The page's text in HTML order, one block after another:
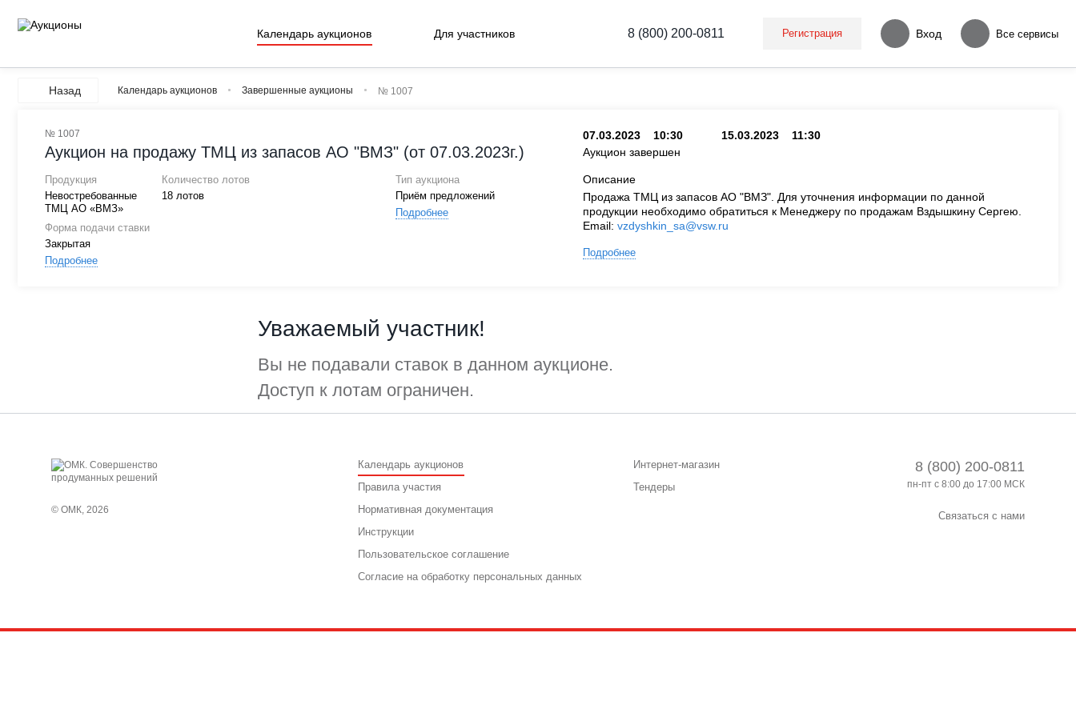
Календарь аукционов Для участников 8 (800) 200-0811 Регистрация Вход Все сервисы
Назад Календарь аукционов Завершенные аукционы № 1007
№ 1007
Аукцион на продажу ТМЦ из запасов АО "ВМЗ" (от 07.03.2023г.)
Продукция
Невостребованные
ТМЦ АО «ВМЗ»
Количество лотов
18 лотов
Тип аукциона
Приём предложений
Подробнее
Форма подачи ставки
Закрытая
Подробнее
07.03.2023 10:30 15.03.2023
11:30
Аукцион завершен
Описание
Продажа ТМЦ из запасов АО "ВМЗ". Для уточнения информации по данной
продукции необходимо обратиться к Менеджеру по продажам Вздышкину Сергею.
Email: vzdyshkin_sa@vsw.ru
Подробнее
Уважаемый участник!
Вы не подавали ставок в данном аукционе.
Доступ к лотам ограничен.
© ОМК, 2026
Календарь аукционов
Правила участия
Нормативная документация
Инструкции
Пользовательское соглашение
Согласие на обработку персональных данных
Интернет-магазин
Тендеры
8 (800) 200-0811
пн-пт с 8:00 до 17:00 МСК
Связаться с нами